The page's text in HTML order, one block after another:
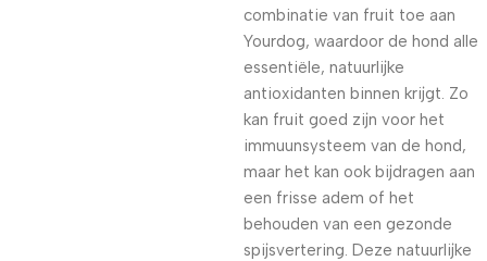
combinatie van fruit toe aan
Yourdog, waardoor de hond alle
essentiële, natuurlijke
antioxidanten binnen krijgt. Zo
kan fruit goed zijn voor het
immuunsysteem van de hond,
maar het kan ook bijdragen aan
een frisse adem of het
behouden van een gezonde
spijsvertering. Deze natuurlijke